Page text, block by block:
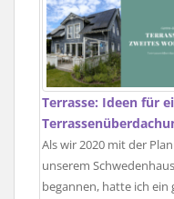
Terrasse: Ideen für
Als wir 2020 mit der
unserem Schwedenhaus
begannen, hatte ich ein